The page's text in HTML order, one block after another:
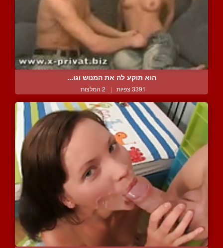
הוא תוקע לה את המנוש וגו...
3391 צפיות | 2 המלצות